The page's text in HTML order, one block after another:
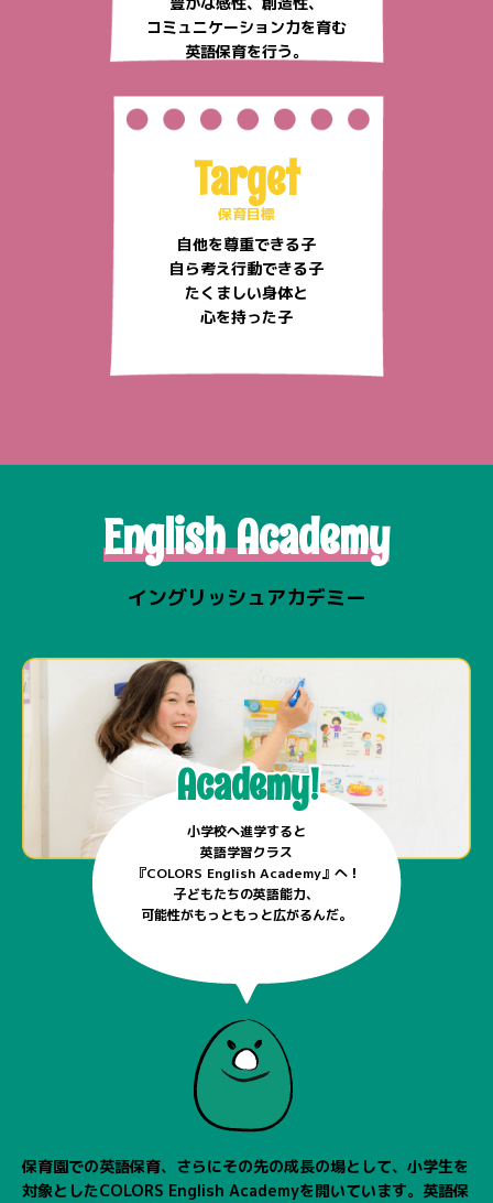
コミュニケーション力を育む
英語保育を行う。
Target
保育目標
自他を尊重できる子
自ら考え行動できる子
たくましい身体と
心を持った子
English Academy
イングリッシュアカデミー
Academy!
小学校へ進学すると
英語学習クラス
『COLORS English Academy』へ！
子どもたちの英語能力、
可能性がもっともっと広がるんだ。
保育園での英語保育、さらにその先の成長の場として、 小学生を
対象としたCOLORS English Academyを開いています。 英語保